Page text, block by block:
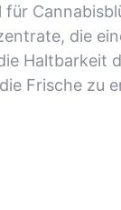
Strahlung
zu
für
die
Haltbarkeit
Frische zu